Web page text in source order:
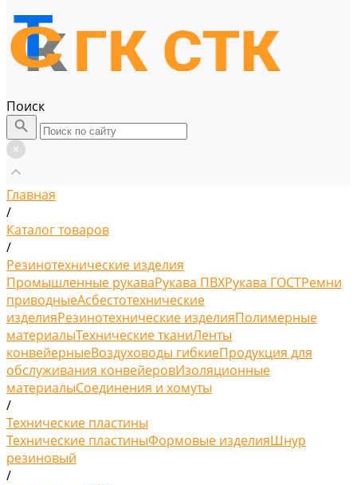
Поиск
Главная
/
Каталог товаров
/
Резинотехнические изделия
Промышленные рукаваРукава ПВХРукава ГОСТРемни
приводныеАсбестотехнические
изделияРезинотехнические изделияПолимерные
материалыТехнические тканиЛенты
конвейерныеВоздуховоды гибкиеПродукция для
обслуживания конвейеровИзоляционные
материалыСоединения и хомуты
/
Технические пластины
Технические пластиныФормовые изделияШнур
резиновый
/